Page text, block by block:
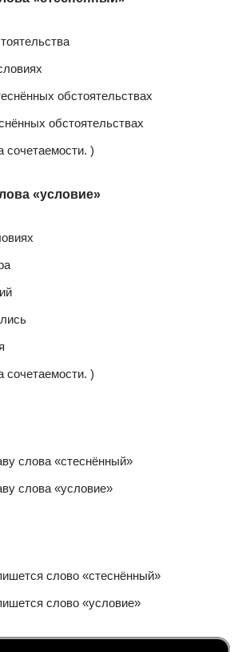
обстоятельствах
обстоятельствах
сочетаемости. )
«условие»
сочетаемости. )
слова «стеснённый»
слова «условие»
слово «стеснённый»
слово «условие»